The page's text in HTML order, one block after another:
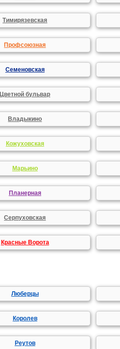
Тимирязевская
Профсоюзная
Семеновская
Цветной бульвар
Владыкино
Кожуховская
Марьино
Планерная
Серпуховская
Красные Ворота
Люберцы
Королев
Реутов